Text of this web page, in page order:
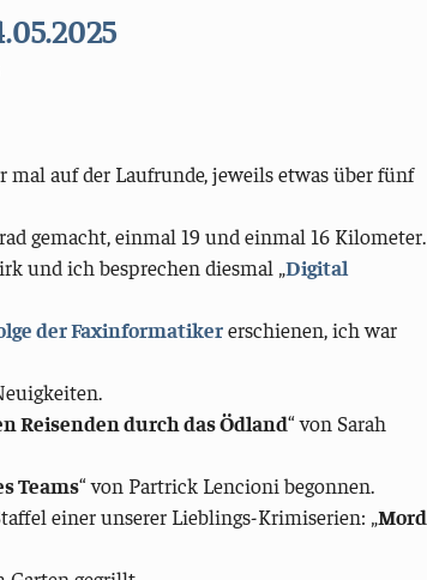
auf der Laufrunde, jeweils etwas über fünf
gemacht, einmal 19 und einmal 16 Kilometer.
und ich besprechen diesmal „Digital
der Faxinformatikererschienen, ich war
Reisenden durch das Ödland“ von Sarah
Teams“ von Partrick Lencioni begonnen.
einer unserer Lieblings-Krimiserien: „Mord